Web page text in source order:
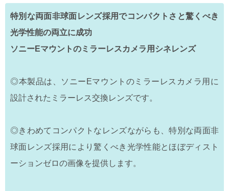
特別な両面非球面レンズ採用でコンパクトさと驚くべき
光学性能の両立に成功
ソニーEマウントのミラーレスカメラ用シネレンズ
◎本製品は、ソニーEマウントのミラーレスカメラ用に
設計されたミラーレス交換レンズです。
◎きわめてコンパクトなレンズながらも、特別な両面非
球面レンズ採用により驚くべき光学性能とほぼディスト
ーションゼロの画像を提供します。